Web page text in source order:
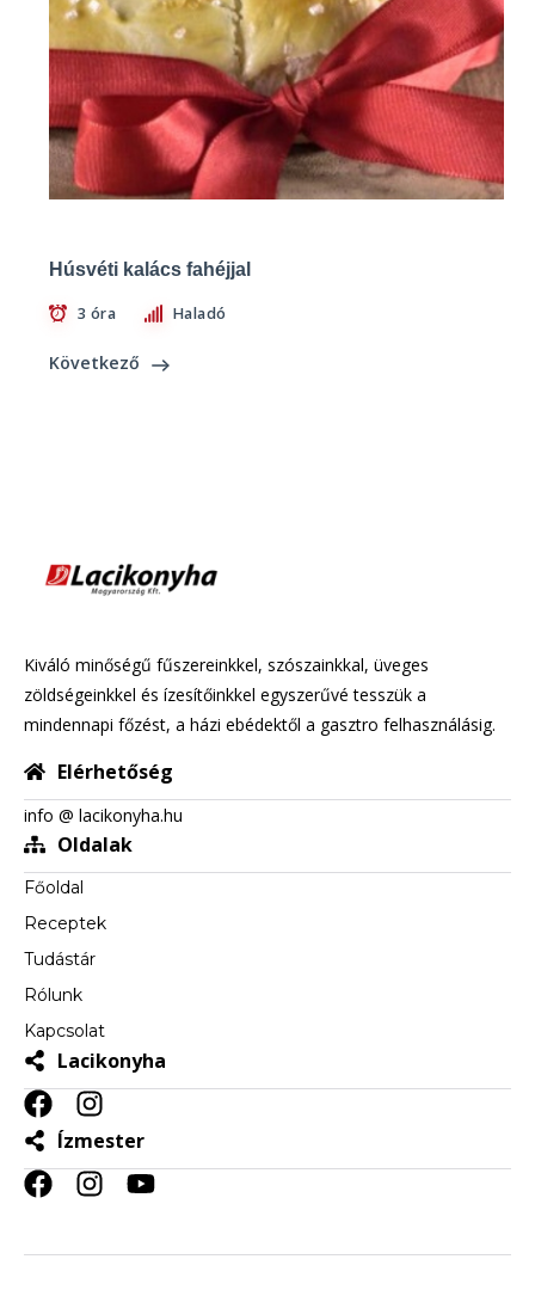
Húsvéti kalács fahéjjal
3 óra Haladó
Következő
Kiváló minőségű fűszereinkkel, szószainkkal, üveges
zöldségeinkkel és ízesítőinkkel egyszerűvé tesszük a
mindennapi főzést, a házi ebédektől a gasztro felhasználásig.
Elérhetőség
info @ lacikonyha.hu
Oldalak
Főoldal
Receptek
Tudástár
Rólunk
Kapcsolat
Lacikonyha
Ízmester